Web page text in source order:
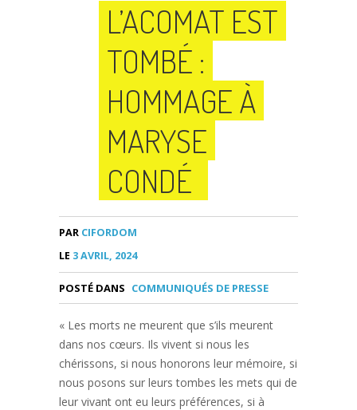
L’ACOMAT EST
TOMBÉ :
HOMMAGE À
MARYSE
CONDÉ
PAR CIFORDOM
LE 3 AVRIL, 2024
POSTÉ DANS COMMUNIQUÉS DE PRESSE
« Les morts ne meurent que s’ils meurent
dans nos cœurs. Ils vivent si nous les
chérissons, si nous honorons leur mémoire, si
nous posons sur leurs tombes les mets qui de
leur vivant ont eu leurs préférences, si à